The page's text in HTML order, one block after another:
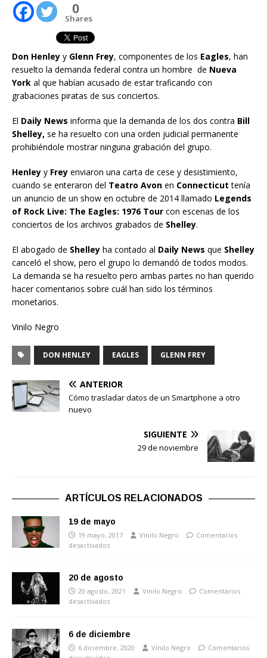
0
Shares
Don Henley y Glenn Frey, componentes de los Eagles, han
resuelto la demanda federal contra un hombre de Nueva
York al que habían acusado de estar traficando con
grabaciones piratas de sus conciertos.
El Daily News informa que la demanda de los dos contra Bill
Shelley, se ha resuelto con una orden judicial permanente
prohibiéndole mostrar ninguna grabación del grupo.
Henley y Frey enviaron una carta de cese y desistimiento,
cuando se enteraron del Teatro Avon en Connecticut tenía
un anuncio de un show en octubre de 2014 llamado Legends
of Rock Live: The Eagles: 1976 Tour con escenas de los
conciertos de los archivos grabados de Shelley.
El abogado de Shelley ha contado al Daily News que Shelley
canceló el show, pero el grupo lo demandó de todos modos.
La demanda se ha resuelto pero ambas partes no han querido
hacer comentarios sobre cuál han sido los términos
monetarios.
Vinilo Negro
DON HENLEY EAGLES GLENN FREY
ANTERIOR
Cómo trasladar datos de un Smartphone a otro
nuevo
SIGUIENTE
29 de noviembre
ARTÍCULOS RELACIONADOS
19 de mayo
19 mayo, 2017 Vinilo Negro
Comentarios
desactivados
20 de agosto
20 agosto, 2021 Vinilo Negro
Comentarios
desactivados
6 de diciembre
6 diciembre, 2020 Vinilo Negro
Comentarios